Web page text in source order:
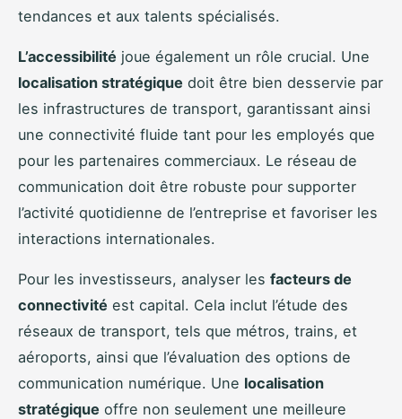
tendances et aux talents spécialisés.
L’accessibilité joue également un rôle crucial. Une
localisation stratégique doit être bien desservie par
les infrastructures de transport, garantissant ainsi
une connectivité fluide tant pour les employés que
pour les partenaires commerciaux. Le réseau de
communication doit être robuste pour supporter
l’activité quotidienne de l’entreprise et favoriser les
interactions internationales.
Pour les investisseurs, analyser les facteurs de
connectivité est capital. Cela inclut l’étude des
réseaux de transport, tels que métros, trains, et
aéroports, ainsi que l’évaluation des options de
communication numérique. Une localisation
stratégique offre non seulement une meilleure